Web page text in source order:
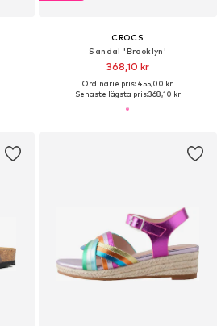
CROCS
Sandal 'Brooklyn'
368,10 kr
Ordinarie pris: 455,00 kr
Senaste lägsta pris:368,10 kr